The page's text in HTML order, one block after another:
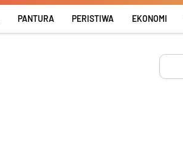
PANTURA PERISTIWA EKONOMI
Search